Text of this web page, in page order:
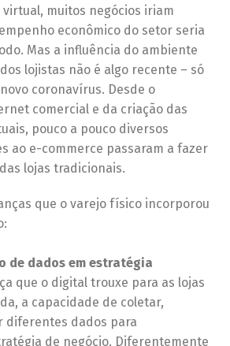
muitos negócios iriam
econômico do setor seria
Mas a influência do ambiente
lojistas não é algo recente – só
coronavírus. Desde o
comercial e da criação das
pouco a pouco diversos
ao e-commerce passaram a fazer
lojas tradicionais.
que o varejo físico incorporou
de dados em estratégia
que o digital trouxe para as lojas
a capacidade de coletar,
diferentes dados para
de negócio. Diferentemente